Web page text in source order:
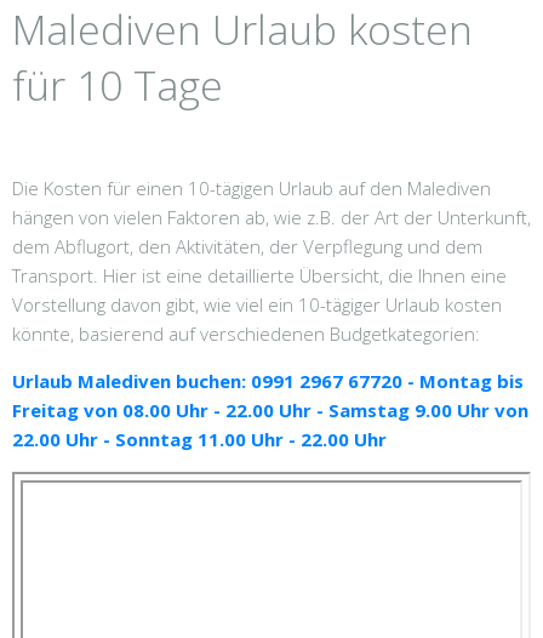
Malediven Urlaub kosten
für 10 Tage
Die Kosten für einen 10-tägigen Urlaub auf den Malediven
hängen von vielen Faktoren ab, wie z.B. der Art der Unterkunft,
dem Abflugort, den Aktivitäten, der Verpflegung und dem
Transport. Hier ist eine detaillierte Übersicht, die Ihnen eine
Vorstellung davon gibt, wie viel ein 10-tägiger Urlaub kosten
könnte, basierend auf verschiedenen Budgetkategorien:
Urlaub Malediven buchen: 0991 2967 67720 - Montag bis
Freitag von 08.00 Uhr - 22.00 Uhr - Samstag 9.00 Uhr von
22.00 Uhr - Sonntag 11.00 Uhr - 22.00 Uhr